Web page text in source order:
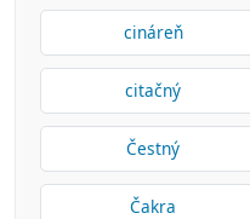
cináreň
citačný
Čestný
Čakra